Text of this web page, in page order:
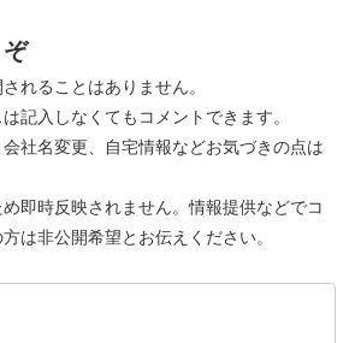
れることはありません。
記入しなくてもコメントできます。
社名変更、自宅情報などお気づきの点は
即時反映されません。情報提供などでコ
は非公開希望とお伝えください。